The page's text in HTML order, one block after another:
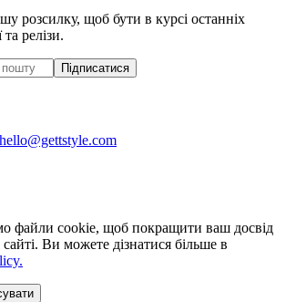
розсилку, щоб бути в курсі останніх
релізи.
Підписатися
hello@gettstyle.com
файли cookie, щоб покращити ваш досвід
Ви можете дізнатися більше в